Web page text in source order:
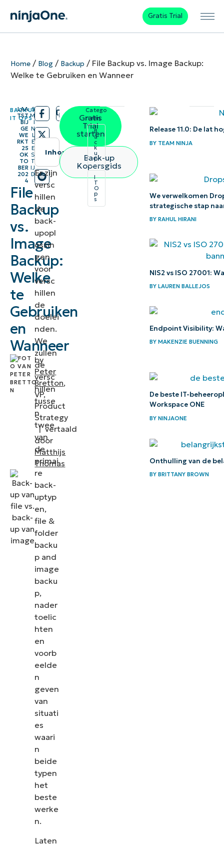
Gratis Trial
Home/ Blog/ Backup / File Backup vs. Image Backup:
Welke te Gebruiken en Wanneer
BACKUP
IT OPS
/
LAA
TST
BIJ
GE
WE
RKT
25
OK
TO
BER
202
4
/
5
M
I
N
L
E
E
S
T
IJ
D
File
Backup
vs.
Image
Backup:
Welke
te
Gebruiken
en
Wanneer
by
Peter
Bretton,
VP,
Product
Strategy
|vertaald
door
Matthijs
Thomas
Inhoudstafel
Directe
samenvatting
Wat is
een file
and
folder
backup?
Wat is
image
backup?
Wanneer
heeft
een file
and
folder
backup
zin?
Wanneer
heeft
een
image
backup
zin?
NinjaOne Backup
upfunctionaliteit
folder + image
Conclusie
Er zijn
versc
hillen
de
back-
upopl
ossin
gen
voor
versc
hillen
de
doelei
nden.
We
zullen
de
versc
hillen
tusse
n
twee
van
de
primai
re
back-
uptyp
en,
file &
folder
backu
p and
image
backu
p,
nader
toelic
hten
en
voorb
eelde
n
geven
van
situati
es
waari
n
beide
typen
het
beste
werke
n.
Laten
Gratis
Trial
starten
Back-up
Kopersgids
Catego
rieën:
B
a
c
k
u
p
I
T
O
p
s
Release 11.0: De lat
BYTEAM NINJA
We verwelkomen
strategische stap
BYRAHUL HIRANI
NIS2 vs ISO 27001:
BYLAUREN BALLEJOS
Endpoint Visibility:
BYMAKENZIE BUENNING
De beste IT-
Workspace ONE
BYNINJAONE
Onthulling van de
BYBRITTANY BROWN